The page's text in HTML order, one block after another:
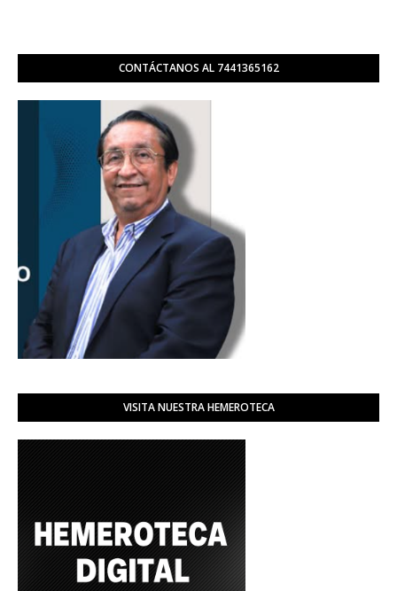
CONTÁCTANOS AL 7441365162
VISITA NUESTRA HEMEROTECA